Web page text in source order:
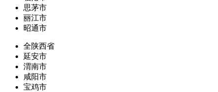
思茅市
丽江市
昭通市
全陕西省
延安市
渭南市
咸阳市
宝鸡市